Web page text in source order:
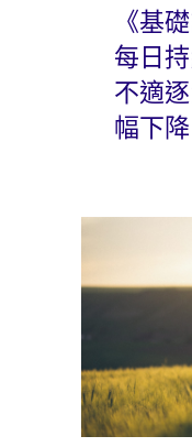
《基
每日
不適
幅下降